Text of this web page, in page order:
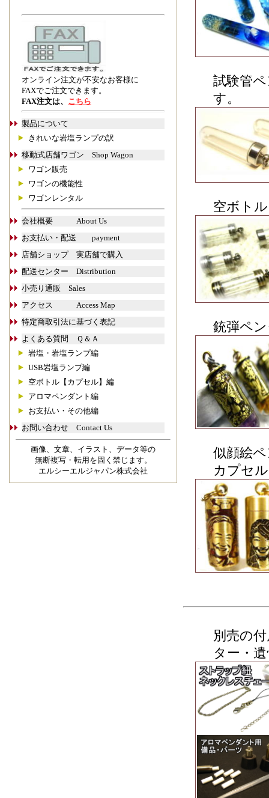
オンライン注文が不安なお客様に
FAXでご注文できます。
FAX注文は、 こちら
製品について
きれいな岩塩ランプの訳
移動式店舗ワゴン Shop Wagon
ワゴン販売
ワゴンの機能性
ワゴンレンタル
会社概要 About Us
お支払い・配送 payment
店舗ショップ 実店舗で購入
配送センター Distribution
小売り通販 Sales
アクセス Access Map
特定商取引法に基づく表記
よくある質問 Ｑ＆Ａ
岩塩・岩塩ランプ編
USB岩塩ランプ編
空ボトル【カプセル】編
アロマペンダント編
お支払い・その他編
お問い合わせ Contact Us
画像、文章、イラスト、データ等の
無断複写・転用を固く禁じます。
エルシーエルジャパン株式会社
試験管
す。
空ボト
銃弾ペ
似顔絵
カプセ
別売の
ター・